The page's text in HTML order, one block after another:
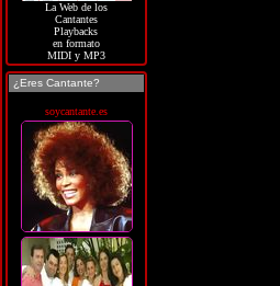
La Web de los
Cantantes
Playbacks
en formato
MIDI y MP3
¿Eres Cantante?
soycantante.es